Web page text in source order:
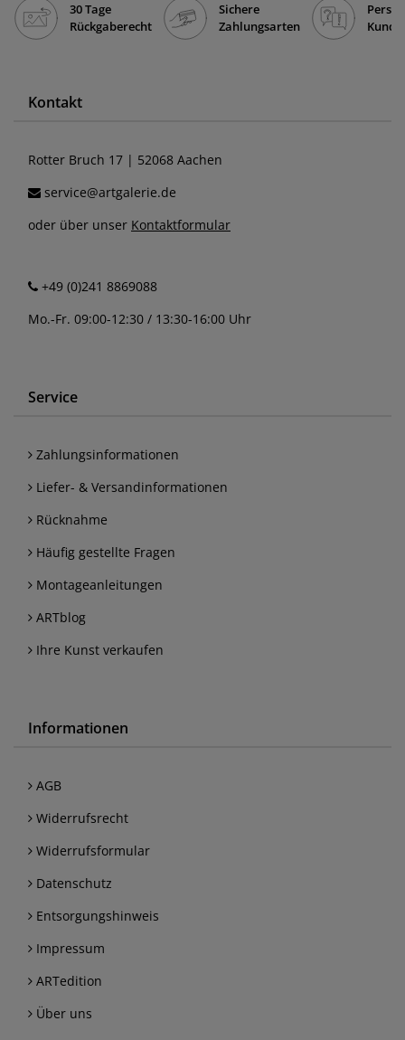
30 Tage
Rückgaberecht
Sichere
Zahlungsarten
Kontakt
Rotter Bruch 17 | 52068 Aachen
service@artgalerie.de
oder über unser Kontaktformular
+49 (0)241 8869088
Mo.-Fr. 09:00-12:30 / 13:30-16:00 Uhr
Service
Zahlungsinformationen
Liefer- & Versandinformationen
Rücknahme
Häufig gestellte Fragen
Montageanleitungen
ARTblog
Ihre Kunst verkaufen
Informationen
AGB
Widerrufsrecht
Widerrufsformular
Datenschutz
Entsorgungshinweis
Impressum
ARTedition
Über uns